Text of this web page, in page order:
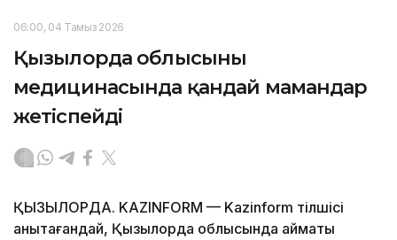
06:00, 04 Тамыз 2026
Қызылорда облысының
медицинасында қандай мамандар
жетіспейді
ҚЫЗЫЛОРДА. KAZINFORM — Kazinform тілшісі
анықтағандай, Қызылорда облысында аймақтық